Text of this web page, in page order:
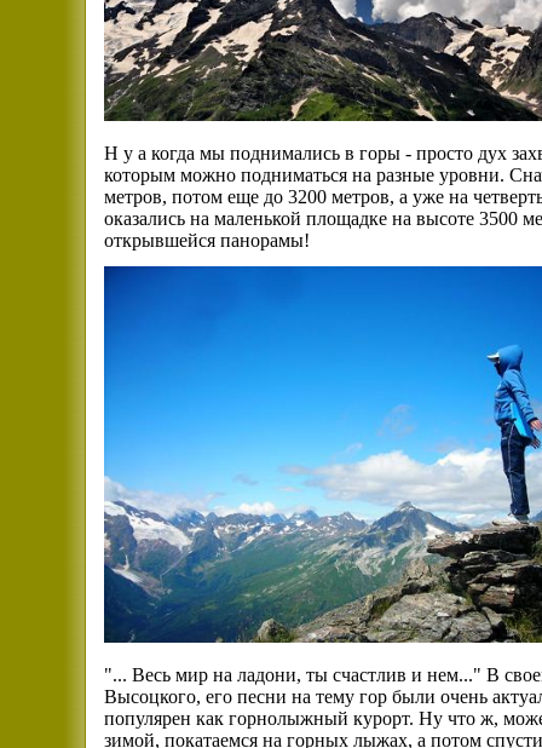
Н у а когда мы поднимались в горы - просто дух
которым можно подниматься на разные уровни.
метров, потом еще до 3200 метров, а уже на
оказались на маленькой площадке на высоте 3500
открывшейся панорамы!
"... Весь мир на ладони, ты счастлив и нем..." В
Высоцкого, его песни на тему гор были очень
популярен как горнолыжный курорт. Ну что ж,
зимой, покатаемся на горных лыжах, а потом